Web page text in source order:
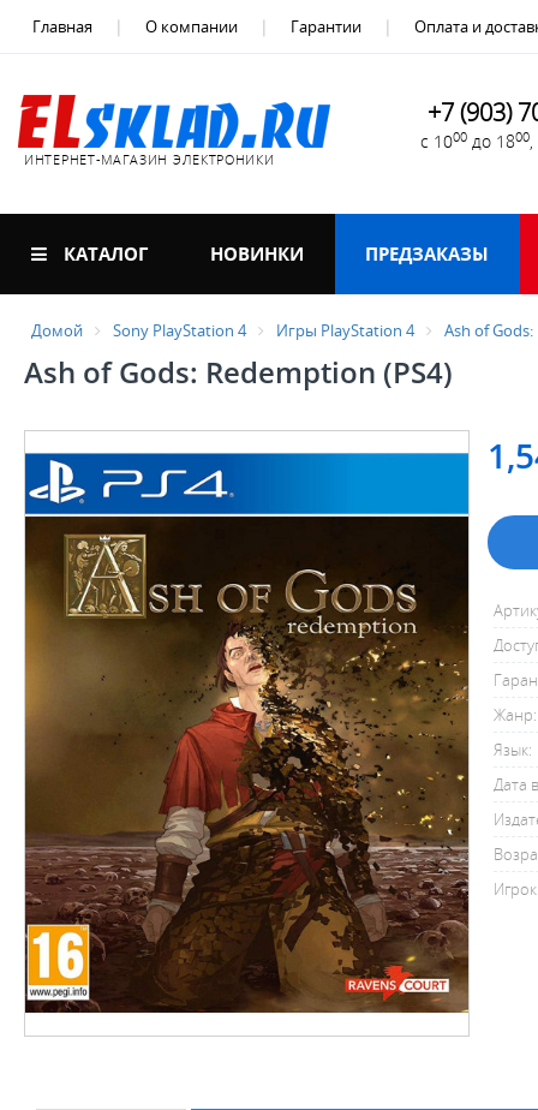
Главная О компании Гарантии Оплата и
ИНТЕРНЕТ-МАГАЗИН ЭЛЕКТРОНИКИ
+7 (903)
с 1000 до 1800
КАТАЛОГ НОВИНКИ ПРЕДЗАКАЗЫ
Домой Sony PlayStation 4 Игры PlayStation 4 Ash of
Ash of Gods: Redemption (PS4)
Жанр:
Язык:
Дата